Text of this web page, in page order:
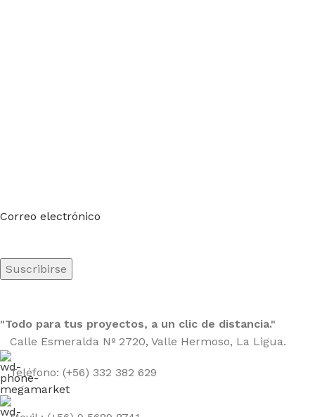
Correo electrónico
"Todo para tus proyectos, a un clic de distancia."
Calle Esmeralda Nº 2720, Valle Hermoso, La Ligua.
Teléfono: (+56) 332 382 629